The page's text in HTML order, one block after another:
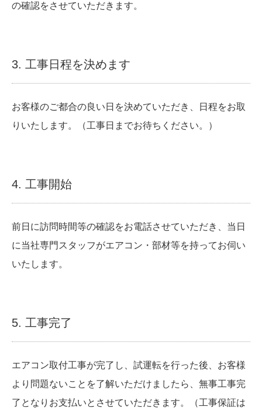
の確認をさせていただきます。
3. 工事日程を決めます
お客様のご都合の良い日を決めていただき、日程をお取
りいたします。（工事日までお待ちください。）
4. 工事開始
前日に訪問時間等の確認をお電話させていただき、当日
に当社専門スタッフがエアコン・部材等を持ってお伺い
いたします。
5. 工事完了
エアコン取付工事が完了し、試運転を行った後、お客様
より問題ないことを了解いただけましたら、無事工事完
了となりお支払いとさせていただきます。（工事保証は